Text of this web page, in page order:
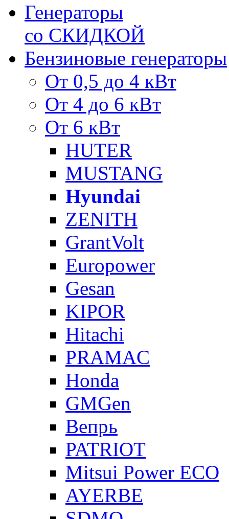
Генераторы
со СКИДКОЙ
Бензиновые генераторы
От 0,5 до 4 кВт
От 4 до 6 кВт
От 6 кВт
HUTER
MUSTANG
Hyundai
ZENITH
GrantVolt
Europower
Gesan
KIPOR
Hitachi
PRAMAC
Honda
GMGen
Вепрь
PATRIOT
Mitsui Power ECO
AYERBE